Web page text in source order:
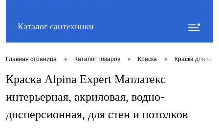
Каталог сантехники
Главная страница • Каталог товаров • Краска • Краска для
Краска Alpina Expert Матлатекс
интерьерная, акриловая, водно-
дисперсионная, для стен и потолков